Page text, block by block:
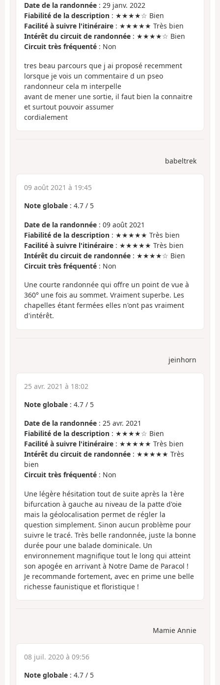
Date de la randonnée : 29 janv. 2022
Fiabilité de la description : ★★★★☆ Bien
Facilité à suivre l'itinéraire : ★★★★★ Très bien
Intérêt du circuit de randonnée : ★★★★☆ Bien
Circuit très fréquenté : Non
tres beau parcours que j ai proposé recemment
lorsque je vois un commentaire d un pseo
randonneur cela m interpelle
avant de mener une sortie, il faut bien la connaitre
et surtout pouvoir assumer
cordialement
babeltrek
09 août 2021 à 19:45
Note globale : 4.7 / 5
Date de la randonnée : 09 août 2021
Fiabilité de la description : ★★★★★ Très bien
Facilité à suivre l'itinéraire : ★★★★★ Très bien
Intérêt du circuit de randonnée : ★★★★☆ Bien
Circuit très fréquenté : Non
Une courte randonnée qui offre un point de vue à
360° une fois au sommet. Vraiment superbe. Les
chapelles étant fermées elles n'ont pas vraiment
d'intérêt.
jeinhorn
25 avr. 2021 à 18:02
Note globale : 4.7 / 5
Date de la randonnée : 25 avr. 2021
Fiabilité de la description : ★★★★☆ Bien
Facilité à suivre l'itinéraire : ★★★★★ Très bien
Intérêt du circuit de randonnée : ★★★★★ Très
bien
Circuit très fréquenté : Non
Une légère hésitation tout de suite après la 1ère
bifurcation à gauche au niveau de la patte d'oie
mais la géolocalisation permet de régler la
question simplement. Sinon aucun problème pour
suivre le tracé. Très belle randonnée, juste la bonne
durée pour une balade dominicale. Un
environnement magnifique tout le long qui atteint
son apogée en arrivant à Notre Dame de Paracol !
Je recommande fortement, avec en prime une belle
richesse faunistique et floristique !
Mamie Annie
08 juil. 2020 à 09:56
Note globale : 4.7 / 5